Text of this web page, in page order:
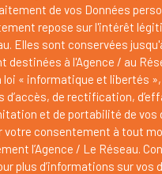
de vos Données
repose sur l'intérêt
Elles sont conservées
destinées à l'Agence / au
loi « informatique et libertés
d’accès, de rectification,
et de portabilité de vos
votre consentement à tout
l’Agence / Le Réseau.
plus d’informations sur vos